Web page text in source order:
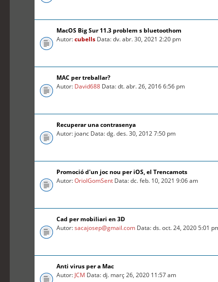
MacOS Big Sur 11.3 problem s bluetoothom
Autor:cubells Data: dv. abr. 30, 2021 2:20 pm
MAC per treballar?
Autor: David688 Data: dt. abr. 26, 2016 6:56 pm
Recuperar una contrasenya
Autor: joanc Data: dg. des. 30, 2012 7:50 pm
Promoció d'un joc nou per iOS, el Trencamots
Autor:OriolGomSent Data: dc. feb. 10, 2021 9:06 am
Cad per mobiliari en 3D
Autor:sacajosep@gmail.com Data: ds. oct. 24, 2020 5:01
Anti virus per a Mac
Autor: JCM Data: dj. març 26, 2020 11:57 am